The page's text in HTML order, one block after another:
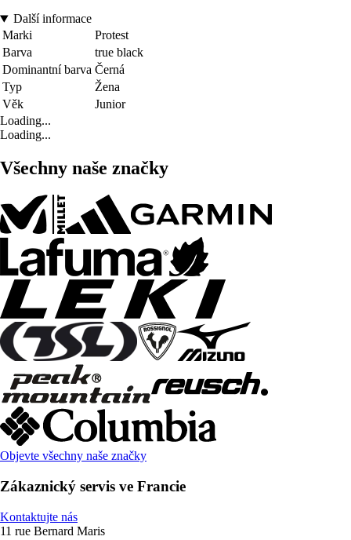
Další informace
Marki
Protest
Barva
true black
Dominantní barva Černá
Typ
Žena
Věk
Junior
Loading...
Loading...
Všechny naše značky
Objevte všechny naše značky
Zákaznický servis ve Francie
Kontaktujte nás
11 rue Bernard Maris